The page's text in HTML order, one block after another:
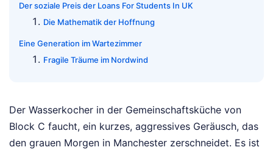
Der soziale Preis der Loans For Students In UK
Die Mathematik der Hoffnung
Eine Generation im Wartezimmer
Fragile Träume im Nordwind
Der Wasserkocher in der Gemeinschaftsküche von
Block C faucht, ein kurzes, aggressives Geräusch, das
den grauen Morgen in Manchester zerschneidet. Es ist